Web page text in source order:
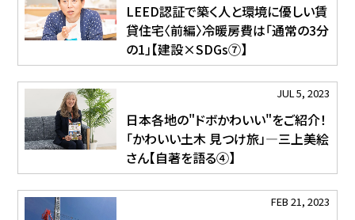
LEED認証で築く人と環境に優しい賃
貸住宅〈前編〉冷暖房費は「通常の3分
の1」【建設×SDGs⑦】
JUL 5, 2023
日本各地の"ドボかわいい"をご紹介！
「かわいい土木 見つけ旅」―三上美絵
さん【自著を語る④】
FEB 21, 2023